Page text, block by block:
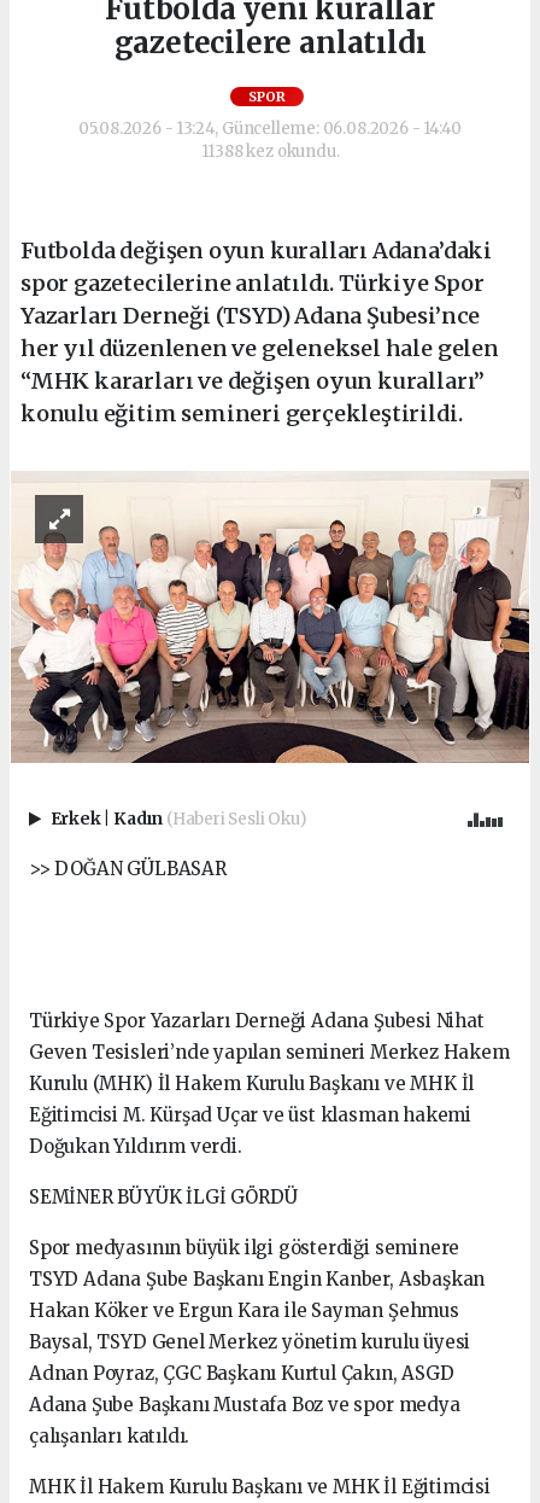
Futbolda yeni kurallar
gazetecilere anlatıldı
SPOR
05.08.2026 - 13:24, Güncelleme: 06.08.2026 - 14:40
11388 kez okundu.
Futbolda değişen oyun kuralları Adana’daki
spor gazetecilerine anlatıldı. Türkiye Spor
Yazarları Derneği (TSYD) Adana Şubesi’nce
her yıl düzenlenen ve geleneksel hale gelen
“MHK kararları ve değişen oyun kuralları”
konulu eğitim semineri gerçekleştirildi.
Erkek Kadın (Haberi Sesli Oku)
>> DOĞAN GÜLBASAR
Türkiye Spor Yazarları Derneği Adana Şubesi Nihat
Geven Tesisleri’nde yapılan semineri Merkez Hakem
Kurulu (MHK) İl Hakem Kurulu Başkanı ve MHK İl
Eğitimcisi M. Kürşad Uçar ve üst klasman hakemi
Doğukan Yıldırım verdi.
SEMİNER BÜYÜK İLGİ GÖRDÜ
Spor medyasının büyük ilgi gösterdiği seminere
TSYD Adana Şube Başkanı Engin Kanber, Asbaşkan
Hakan Köker ve Ergun Kara ile Sayman Şehmus
Baysal, TSYD Genel Merkez yönetim kurulu üyesi
Adnan Poyraz, ÇGC Başkanı Kurtul Çakın, ASGD
Adana Şube Başkanı Mustafa Boz ve spor medya
çalışanları katıldı.
MHK İl Hakem Kurulu Başkanı ve MHK İl Eğitimcisi